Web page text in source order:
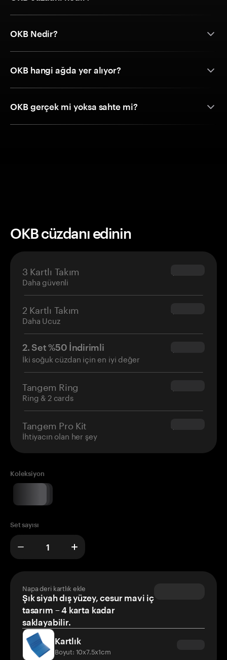
OKB Nedir?
OKB hangi ağda yer alıyor?
OKB gerçek mi yoksa sahte mi?
OKB cüzdanı edinin
3 Kartlı Takım
Daha güvenli
$69.90
2 Kartlı Takım
Daha Ucuz
$54.90
2. Set %50 İndirimli
İki soğuk cüzdan için en iyi değer
$34.95
Tangem Ring
Ring & 2 cards
$160.00
Tangem Pro Kit
İhtiyacın olan her şey
$180.00
Koleksiyon
Set sayısı
Napa deri kartlık ekle
Şık siyah dış yüzey, cesur mavi iç
tasarım – 4 karta kadar
saklayabilir.
Kartlık
Boyut: 10x7.5x1cm